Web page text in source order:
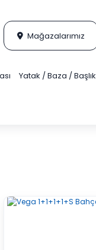
Mağazalarımız
Yatak / Baza / Başlık